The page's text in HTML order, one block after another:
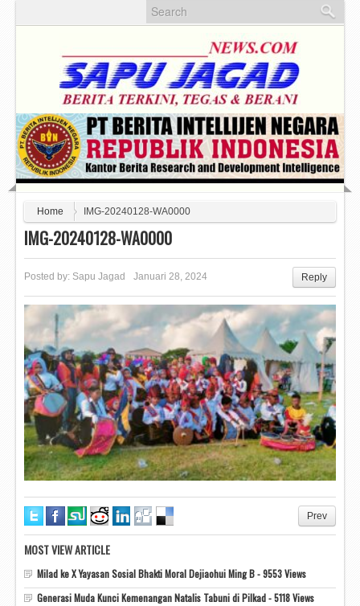
Home IMG-20240128-WA0000
IMG-20240128-WA0000
Posted by: Sapu Jagad Januari 28, 2024 Reply
Prev
MOST VIEW ARTICLE
Milad ke X Yayasan Sosial Bhakti Moral Dejiaohui Ming B - 9553 Views
Generasi Muda Kunci Kemenangan Natalis Tabuni di Pilkad - 5118 Views